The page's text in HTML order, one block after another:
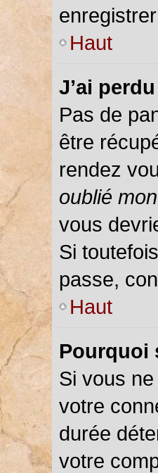
Haut
J’ai
Pas de
être
rendez
oublié
vous
Si
passe,
Haut
Pourquoi
Si vous
votre
durée
votre